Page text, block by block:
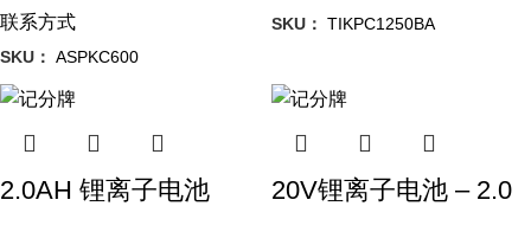
联系方式
SKU： ASPKC600
SKU： TIKPC1250BA
2.0AH 锂离子电池 20V锂离子电池 – 2.0